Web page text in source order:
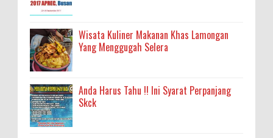
Wisata Kuliner Makanan Khas Lamongan
Yang Menggugah Selera
Anda Harus Tahu !! Ini Syarat Perpanjang
Skck